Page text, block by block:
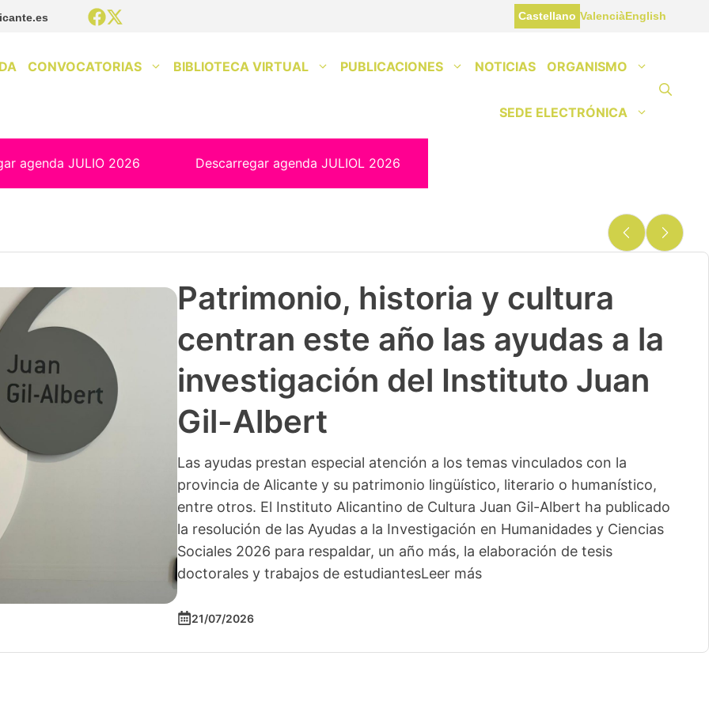
Castellano ValenciàEnglish
CONVOCATORIAS BIBLIOTECA VIRTUAL PUBLICACIONES NOTICIAS ORGANISMO
SEDE ELECTRÓNICA
agenda JULIO 2026 Descarregar agenda JULIOL 2026
Patrimonio, historia y cultura
centran este año las ayudas a la
investigación del Instituto Juan
Gil-Albert
Las ayudas prestan especial atención a los temas vinculados con la
provincia de Alicante y su patrimonio lingüístico, literario o humanístico,
entre otros. El Instituto Alicantino de Cultura Juan Gil-Albert ha publicado
la resolución de las Ayudas a la Investigación en Humanidades y Ciencias
Sociales 2026 para respaldar, un año más, la elaboración de tesis
doctorales y trabajos de estudiantesLeer más
21/07/2026